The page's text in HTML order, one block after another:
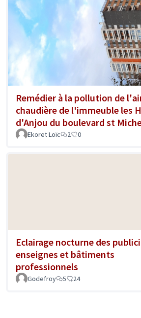
Remédier à la pollution de
chaudière de l'immeuble les
d'Anjou du boulevard st
Ekoret Loïc 2 0
Eclairage nocturne des
enseignes et bâtiments
professionnels
Godefroy 5 24